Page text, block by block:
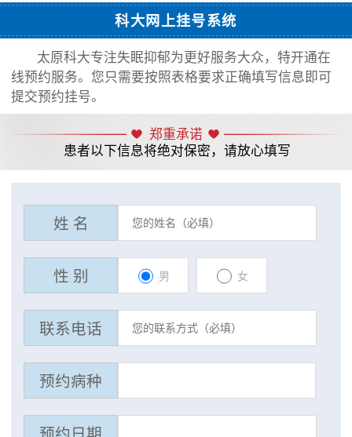
科大网上挂号系统
太原科大专注失眠抑郁为更好服务大众，特开通在
线预约服务。您只需要按照表格要求正确填写信息即可
提交预约挂号。
郑重承诺
患者以下信息将绝对保密，请放心填写
姓 名
性 别 男 女
联系电话
预约病种